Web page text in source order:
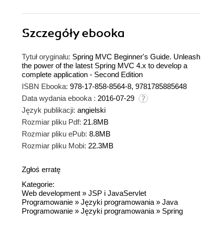
Szczegółyebooka
Tytuł oryginału: Spring MVC Beginner's Guide. Unleash
the power of the latest Spring MVC 4.x to develop a
complete application - Second Edition
ISBN Ebooka: 978-17-858-8564-8, 9781785885648
Data wydania ebooka : 2016-07-29
Język publikacji: angielski
Rozmiar pliku Pdf: 21.8MB
Rozmiar pliku ePub: 8.8MB
Rozmiar pliku Mobi: 22.3MB
Zgłoś erratę
Kategorie:
Web development » JSP i JavaServlet
Programowanie » Języki programowania » Java
Programowanie » Języki programowania » Spring